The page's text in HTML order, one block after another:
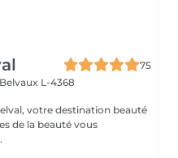
75
Belvaux L-4368
votre destination beauté
de la beauté vous